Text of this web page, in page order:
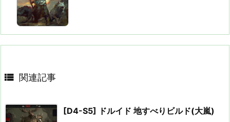
 関連記事
[D4-S5] ドルイド 地すべりビルド(大嵐)